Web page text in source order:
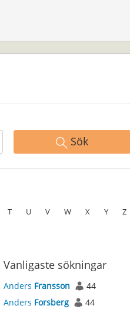
Sök
T U V W X Y Z
Vanligaste sökningar
Anders Fransson
44
Anders Forsberg
44